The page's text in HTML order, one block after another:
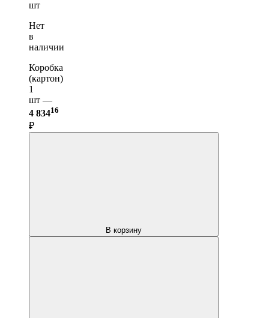
шт
Нет
в
наличии
Коробка
(картон)
1
шт —
4 83416
₽
В корзину